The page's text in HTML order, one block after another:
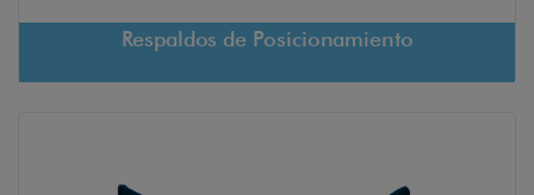
Respaldos de Posicionamiento